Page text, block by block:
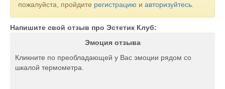
пожалуйста, пройдите регистрацию и авторизуйтесь
Напишите свой отзыв про Эстетик Клуб:
Эмоция отзыва
Кликните по преобладающей у Вас эмоции рядом со
шкалой термометра.